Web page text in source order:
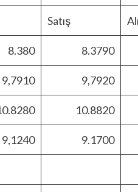
Satış
8.380 8.3790
9,7910 9,7920
10.8820
9,1240 9.1700